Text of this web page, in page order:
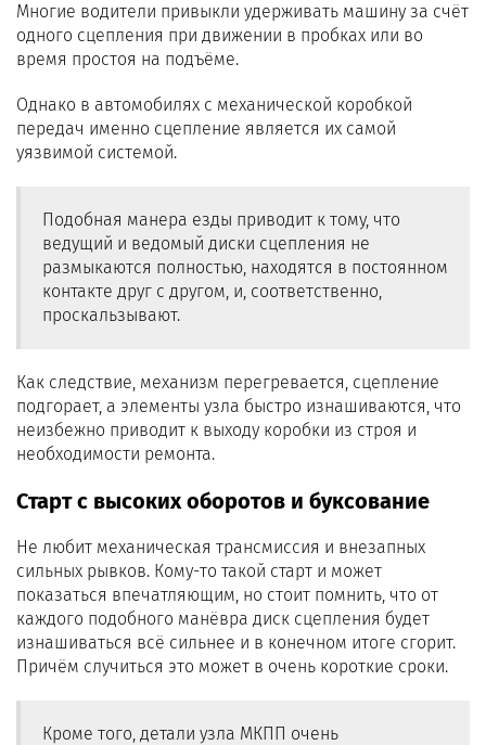
Многие водители привыкли удерживать машину за счёт
одного сцепления при движении в пробках или во
время простоя на подъёме.
Однако в автомобилях с механической коробкой
передач именно сцепление является их самой
уязвимой системой.
Подобная манера езды приводит к тому, что
ведущий и ведомый диски сцепления не
размыкаются полностью, находятся в постоянном
контакте друг с другом, и, соответственно,
проскальзывают.
Как следствие, механизм перегревается, сцепление
подгорает, а элементы узла быстро изнашиваются, что
неизбежно приводит к выходу коробки из строя и
необходимости ремонта.
Старт с высоких оборотов и буксование
Не любит механическая трансмиссия и внезапных
сильных рывков. Кому-то такой старт и может
показаться впечатляющим, но стоит помнить, что от
каждого подобного манёвра диск сцепления будет
изнашиваться всё сильнее и в конечном итоге сгорит.
Причём случиться это может в очень короткие сроки.
Кроме того, детали узла МКПП очень